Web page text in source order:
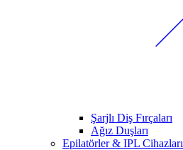
Şarjlı Diş Fırçaları
Ağız Duşları
Epilatörler & IPL Cihazları